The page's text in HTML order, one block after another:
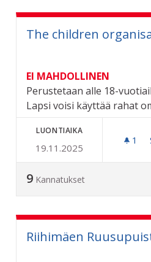
The children
EI MAHDOLLINEN
Perustetaan alle 18-
Lapsi voisi käyttää rahat
LUONTIAIKA
19.11.2025
1
9 Kannatukset
Riihimäen